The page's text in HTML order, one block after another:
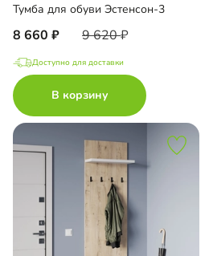
Тумба для обуви Эстенсон-3
8 660 9 620
Доступно для доставки
В корзину